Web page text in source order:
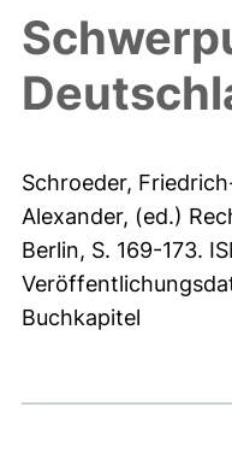
Schroeder,
Alexander, (ed.)
Berlin, S. 169-173.
Buchkapitel